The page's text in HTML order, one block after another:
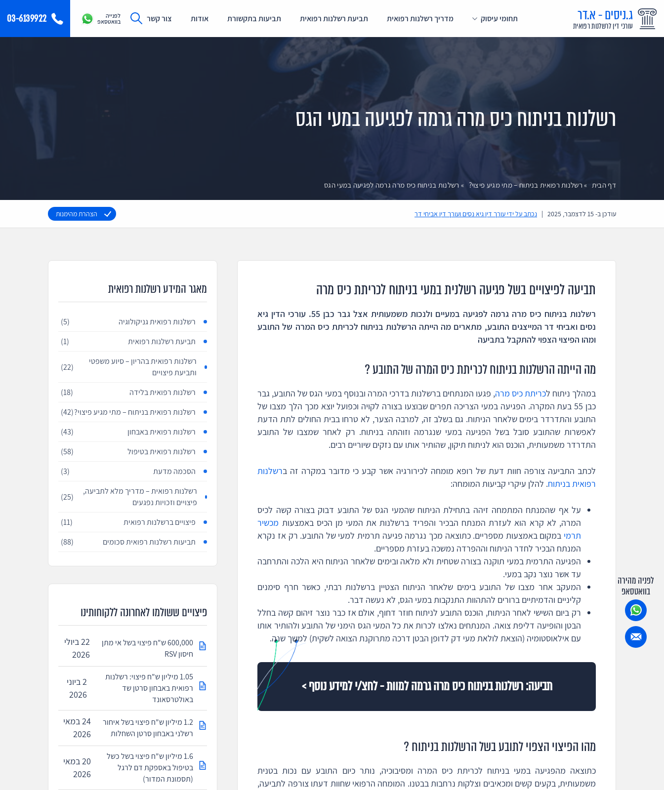
ג.ניסים - א.דר
עורכי דין לרשלנות רפואית
תחומי עיסוק מדריך רשלנות רפואית תביעת רשלנות רפואית תביעות בתקשורת אודות צור קשר 03-6139922
לפנייה
בוואטסאפ
דף הבית » רשלנות רפואית בניתוח – מתי מגיע פיצוי? » רשלנות בניתוח כיס מרה גרמה לפגיעה במעי הגס
רשלנות בניתוח כיס מרה גרמה לפגיעה במעי הגס
עודכן ב-15 לדצמבר, 2025 | נכתב על ידי עורך דין גיא נסים ועורך דין אביחי דר הצהרת מהימנות
תביעה לפיצויים בשל פגיעה רשלנית במעי בניתוח לכריתת כיס מרה
רשלנות בניתוח כיס מרה גרמה לפגיעה במעיים ולנכות משמעותית אצל גבר כבן 55. עורכי הדין גיא
נסים ואביחי דר המייצגים התובע, מתארים מה הייתה הרשלנות בניתוח לכריתת כיס המרה של התובע
ומהו הפיצוי הצפוי להתקבל בתביעה
מה הייתה הרשלנות בניתוח לכריתת כיס המרה של התובע ?
במהלך ניתוח לכריתת כיס מרה, פגעו המנתחים ברשלנות בדרכי המרה ובנוסף במעי הגס של התובע, גבר
כבן 55 בעת המקרה. הפגיעה במעי הצריכה תפרים שבוצעו בצורה לקויה וכפועל יוצא מכך הלך מצבו של
התובע והתדרדר בימים שלאחר הניתוח. גם בשלב זה, למרבה הצער, לא טרחו בבית החולים לתת הדעת
לאפשרות שהתובע סובל בשל הפגיעה במעי שנגרמה וזוהתה בניתוח. רק לאחר שמצבו של התובע
התדרדר משמעותית, הוכנס הוא לניתוח תיקון, שהותיר אותו עם נזקים שיוריים רבים.
לכתב התביעה צורפה חוות דעת של רופא מומחה לכירורגיה אשר קבע כי מדובר במקרה זה ברשלנות
רפואית בניתוח. להלן עיקרי קביעות המומחה:
על אף שהמנתח המתמחה זיהה בתחילת הניתוח שהמעי הגס של התובע דבוק בצורה קשה לכיס
המרה, לא קרא הוא לעזרת המנתח הבכיר והפריד ברשלנות את המעי מן הכיס באמצעות מכשיר
תרמי במקום באמצעות מספריים. כתוצאה מכך נגרמה פגיעה תרמית למעי של התובע. רק אז נקרא
המנתח הבכיר לחדר הניתוח וההפרדה נמשכה בעזרת מספריים.
הפגיעה התרמית במעי תוקנה בצורה שטחית ולא מלאה ובימים שלאחר הניתוח היא הלכה והתרחבה
עד אשר נוצר נקב במעי.
המעקב אחר מצבו של התובע בימים שלאחר הניתוח הצטיין ברשלנות רבתי, כאשר חרף סימנים
קליניים והדמיתיים ברורים להתהוות התנקבות במעי הגס, לא נעשה דבר.
רק ביום השישי לאחר הניתוח, הוכנס התובע לניתוח חוזר דחוף, אולם אז כבר נוצר זיהום קשה בחלל
הבטן והופיעה דליפת צואה. המנתחים נאלצו לכרות את כל המעי הגס הימני של התובע ולהותיר אותו
עם אילאוסטומיה (הוצאת לולאת מעי דק לדופן הבטן דרכה מתרוקנת הצואה לשקית) למשך שנה.
תביעה: רשלנות בניתוח כיס מרה גרמה למוות - לחצ/י למידע נוסף >
מהו הפיצוי הצפוי לתובע בשל הרשלנות בניתוח ?
כתוצאה מהפגיעה במעי בניתוח לכריתת כיס המרה ומסיבוכיה, נותר כיום התובע עם נכות בטנית
משמעותית, בקעים קשים ומכאיבים וצלקות נרחבות בבטנו. המומחה הרפואי שחוות דעתו צורפה לתביעה,
מאגר המידע רשלנות רפואית
רשלנות רפואית גניקולוגיה
(5)
תביעת רשלנות רפואית
(1)
רשלנות רפואית בהריון – סיוע משפטי
ותביעת פיצויים
(22)
רשלנות רפואית בלידה
(18)
רשלנות רפואית בניתוח – מתי מגיע פיצוי?(42)
רשלנות רפואית באבחון
(43)
רשלנות רפואית בטיפול
(58)
הסכמה מדעת
(3)
רשלנות רפואית – מדריך מלא לתביעה,
פיצויים וזכויות נפגעים
(25)
פיצויים ברשלנות רפואית
(11)
תביעות רשלנות רפואית סכומים
(88)
פיצויים ששולמו לאחרונה ללקוחותינו
600,000 ש"ח פיצוי בשל אי מתן
חיסון RSV
22 ביולי
2026
1.05 מיליון ש"ח פיצוי: רשלנות
רפואית באבחון סרטן שד
באולטרסאונד
2 ביוני
2026
1.2 מיליון ש"ח פיצוי בשל איחור
רשלני באבחון סרטן השחלות
24 במאי
2026
1.6 מיליון ש"ח פיצוי בשל כשל
בטיפול באספקת דם לרגל
(תסמונת המדור)
20 במאי
2026
לפניה מהירה
בוואטסאפ